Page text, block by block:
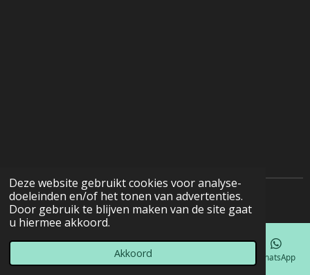
Deze website gebruikt cookies voor analyse-
doeleinden en/of het tonen van advertenties.
Door gebruik te blijven maken van de site gaat
u hiermee akkoord.
Akkoord
© 2022 - 2026 Natuurfotografie
Telefoonnummer WhatsApp